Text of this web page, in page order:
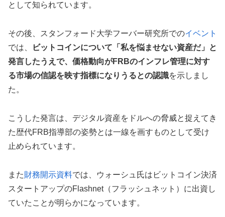
として知られています。
その後、スタンフォード大学フーバー研究所でのイベント
では、
ビットコインについて「私を悩ませない資産だ」と
発言したうえで、価格動向がFRBのインフレ管理に対す
る市場の信認を映す指標になりうるとの認識を示しまし
た。
こうした発言は、デジタル資産をドルへの脅威と捉えてき
た歴代FRB指導部の姿勢とは一線を画すものとして受け
止められています。
また財務開示資料では、ウォーシュ氏はビットコイン決済
スタートアップのFlashnet（フラッシュネット）に出資し
ていたことが明らかになっています。